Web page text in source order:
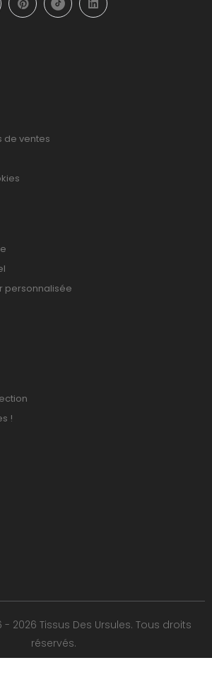
de ventes
personnalisée
!
2026 Tissus Des Ursules. Tous droits
réservés.